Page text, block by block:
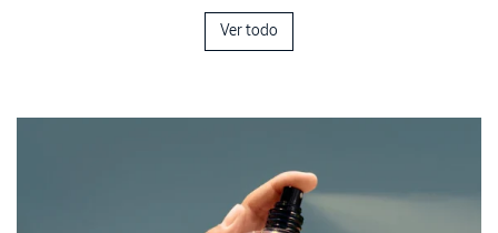
Ver todo